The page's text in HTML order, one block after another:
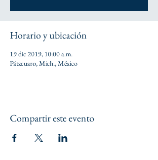
Horario y ubicación
19 dic 2019, 10:00 a.m.
Pátzcuaro, Mich., México
Compartir este evento